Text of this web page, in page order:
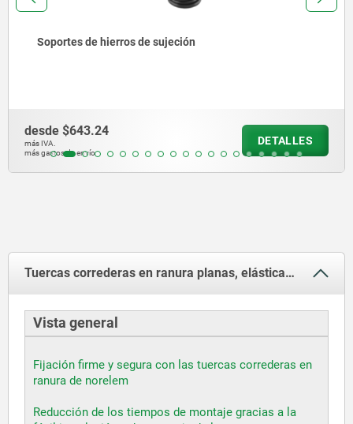
Hierros de sujeción planos, similar a DIN 6314, acero y
desde $176.39
más IVA.
más gastos de envío
DETALLES
Tuercas correderas en ranura planas, elásticas o sueltas para posicionar
Vista general
Fijación firme y segura con las tuercas correderas en
ranura de norelem
Reducción de los tiempos de montaje gracias a la